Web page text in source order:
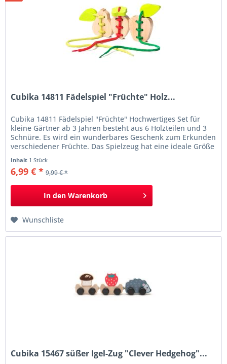
Cubika 14811 Fädelspiel "Früchte" Holz...
Cubika 14811 Fädelspiel "Früchte" Hochwertiges Set für
kleine Gärtner ab 3 Jahren besteht aus 6 Holzteilen und 3
Schnüre. Es wird ein wunderbares Geschenk zum Erkunden
verschiedener Früchte. Das Spielzeug hat eine ideale Größe
mit ihm spielen kann. Perfekt geschliffen, absolut sicher für
Babys. Das...
Inhalt 1 Stück
6,99 € * 9,99 € *
In den Warenkorb
Wunschliste
Cubika 15467 süßer Igel-Zug "Clever Hedgehog"...